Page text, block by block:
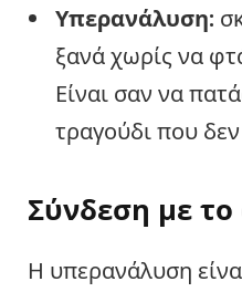
Υπερανάλυση:
ξανά χωρίς να
Είναι σαν να
τραγούδι που
Σύνδεση με
Η υπερανάλυση